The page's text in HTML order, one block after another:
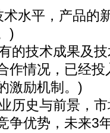
水平，产品的
)
技术成果及技
作情况，已经
激励机制。)
史与前景，市
争优势，未来3